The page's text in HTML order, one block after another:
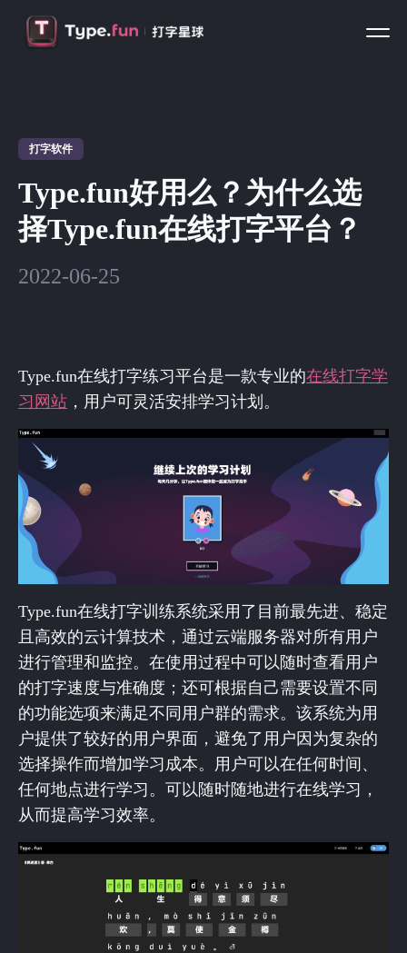
打字软件
Type.fun好用么？为什么选
择Type.fun在线打字平台？
2022-06-25
Type.fun在线打字练习平台是一款专业的在线打字学
习网站 ，用户可灵活安排学习计划。
Type.fun在线打字训练系统采用了目前最先进、稳定
且高效的云计算技术，通过云端服务器对所有用户
进行管理和监控。在使用过程中可以随时查看用户
的打字速度与准确度；还可根据自己需要设置不同
的功能选项来满足不同用户群的需求。该系统为用
户提供了较好的用户界面，避免了用户因为复杂的
选择操作而增加学习成本。用户可以在任何时间、
任何地点进行学习。可以随时随地进行在线学习，
从而提高学习效率。